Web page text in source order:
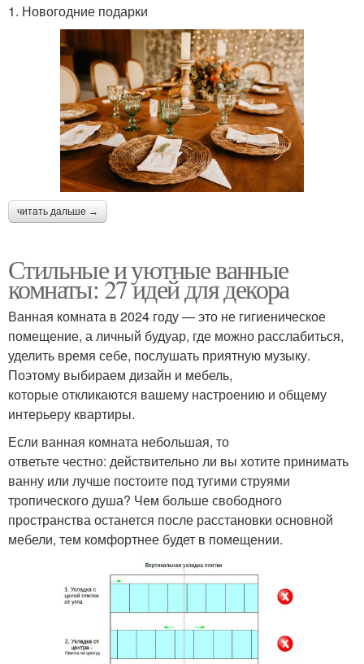
1. Новогодние подарки
читать дальше →
Стильные и уютные ванные
комнаты: 27 идей для декора
Ванная комната в 2024 году — это не гигиеническое
помещение, а личный будуар, где можно расслабиться,
уделить время себе, послушать приятную музыку.
Поэтому выбираем дизайн и мебель,
которые откликаются вашему настроению и общему
интерьеру квартиры.
Если ванная комната небольшая, то
ответьте честно: действительно ли вы хотите принимать
ванну или лучше постоите под тугими струями
тропического душа? Чем больше свободного
пространства останется после расстановки основной
мебели, тем комфортнее будет в помещении.